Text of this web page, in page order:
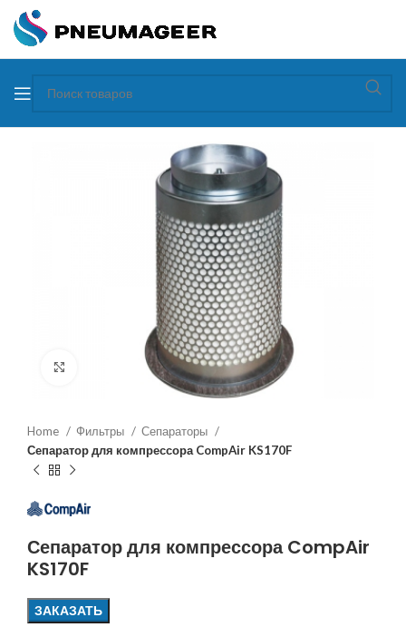
Home Фильтры
Сепараторы
Сепаратор для компрессора CompAir KS170F
Сепаратор для компрессора CompAir
KS170F
ЗАКАЗАТЬ